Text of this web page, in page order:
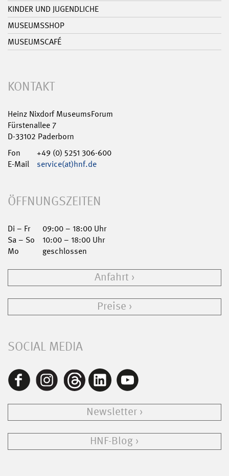
KINDER UND JUGENDLICHE
MUSEUMSSHOP
MUSEUMSCAFÉ
KONTAKT
Heinz Nixdorf MuseumsForum
Fürstenallee 7
D-33102 Paderborn
Fon
+49 (0) 5251 306-600
E-Mail
service(at)hnf.de
ÖFFNUNGSZEITEN
Di – Fr
09:00 – 18:00 Uhr
Sa – So
10:00 – 18:00 Uhr
Mo
geschlossen
Anfahrt
Preise
SOCIAL MEDIA
Newsletter
HNF-Blog